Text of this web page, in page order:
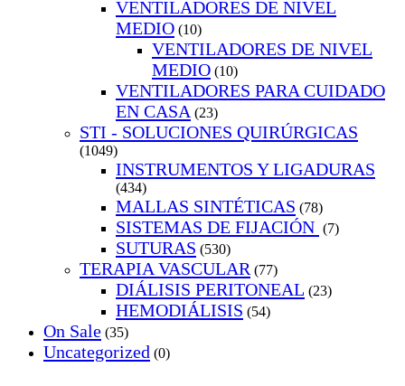
VENTILADORES DE NIVEL
MEDIO (10)
VENTILADORES DE NIVEL
MEDIO (10)
VENTILADORES PARA CUIDADO
EN CASA (23)
STI - SOLUCIONES QUIRÚRGICAS
(1049)
INSTRUMENTOS Y LIGADURAS
(434)
MALLAS SINTÉTICAS (78)
SISTEMAS DE FIJACIÓN (7)
SUTURAS (530)
TERAPIA VASCULAR (77)
DIÁLISIS PERITONEAL (23)
HEMODIÁLISIS (54)
On Sale (35)
Uncategorized (0)